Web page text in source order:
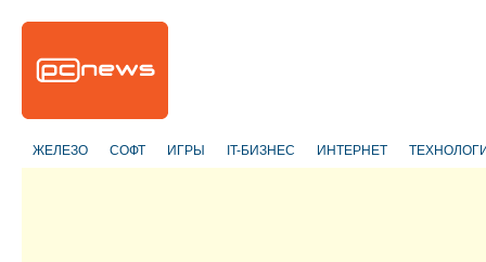
ЖЕЛЕЗО СОФТ ИГРЫ IT-БИЗНЕС ИНТЕРНЕТ